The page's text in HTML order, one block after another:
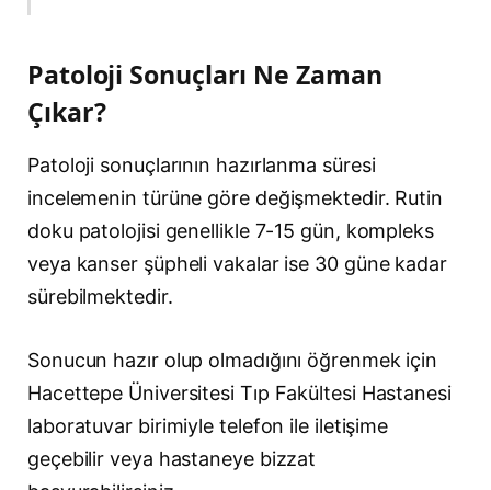
Patoloji Sonuçları Ne Zaman
Çıkar?
Patoloji sonuçlarının hazırlanma süresi
incelemenin türüne göre değişmektedir. Rutin
doku patolojisi genellikle 7-15 gün, kompleks
veya kanser şüpheli vakalar ise 30 güne kadar
sürebilmektedir.
Sonucun hazır olup olmadığını öğrenmek için
Hacettepe Üniversitesi Tıp Fakültesi Hastanesi
laboratuvar birimiyle telefon ile iletişime
geçebilir veya hastaneye bizzat